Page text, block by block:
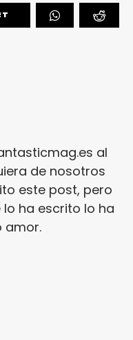
al
de nosotros
este post, pero
ha escrito lo ha
amor.